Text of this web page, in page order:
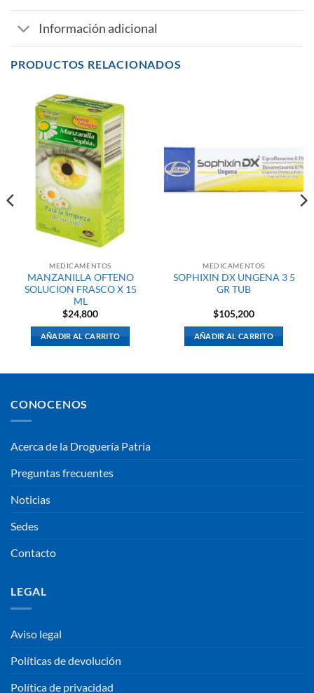
Información adicional
PRODUCTOS RELACIONADOS
MEDICAMENTOS
MANZANILLA OFTENO
SOLUCION FRASCO X 15
ML
$24,800
AÑADIR AL CARRITO
MEDICAMENTOS
SOPHIXIN DX UNGENA 3 5
GR TUB
$105,200
AÑADIR AL CARRITO
CONOCENOS
Acerca de la Droguería Patria
Preguntas frecuentes
Noticias
Sedes
Contacto
LEGAL
Aviso legal
Políticas de devolución
Política de privacidad